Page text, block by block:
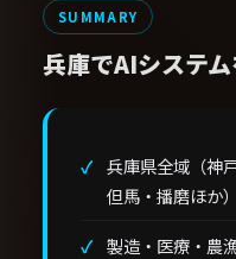
SUMMARY
兵庫でAIシステ
兵庫県全域（神
但馬・播磨ほか
製造・医療・農